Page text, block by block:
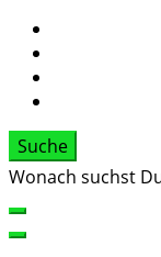
Suche
Suche
Wonach suchst